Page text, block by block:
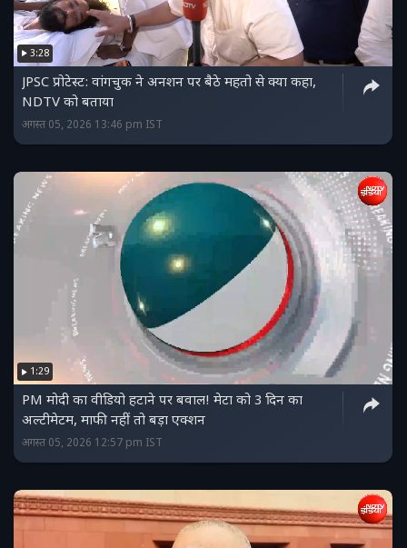
3:28
JPSC प्रोटेस्‍ट: वांगचुक ने अनशन पर बैठे महतो से क्‍या कहा,
NDTV को बताया
अगस्त 05, 2026 13:46 pm IST
1:29
PM मोदी का वीडियो हटाने पर बवाल! मेटा को 3 दिन का
अल्टीमेटम, माफी नहीं तो बड़ा एक्शन
अगस्त 05, 2026 12:57 pm IST